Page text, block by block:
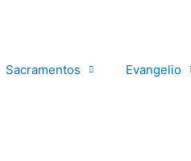
Sacramentos Evangelio